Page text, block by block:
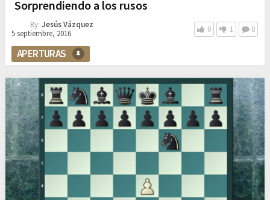
Sorprendiendo a los rusos
By: Jesús Vázquez
5 septiembre, 2016
0 1 0
APERTURAS